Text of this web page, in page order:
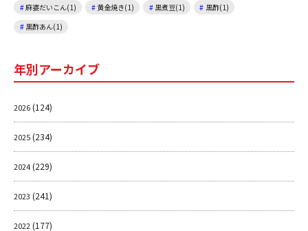
麻婆だいこん(1)
黄金焼き(1) 黒煮豆(1)
黒酢(1)
黒酢あん(1)
年別アーカイブ
2026(124)
2025(234)
2024(229)
2023 (241)
2022(177)